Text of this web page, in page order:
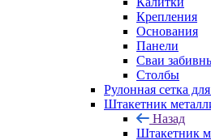
Крепления
Основания
Панели
Сваи
Столбы
Рулонная сетка
Штакетник
Назад
Штакетник